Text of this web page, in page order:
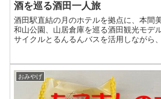
酒を巡る酒田一人旅
酒田駅直結の月のホテルを拠点に、本間
和山公園、山居倉庫を巡る酒田観光モデ
サイクルとるんるんバスを活用しながら
おみやげ